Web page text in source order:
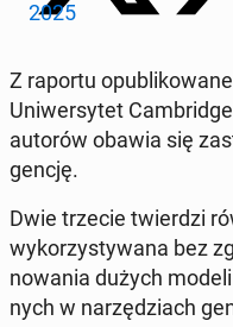
2025
Z raportu
Uni­wer­sy­tet
autorów obawia się
gen­cję.
Dwie trzecie twier­dzi
wy­ko­rzy­sty­wa­na bez
no­wa­nia dużych
nych w na­rzę­dziach